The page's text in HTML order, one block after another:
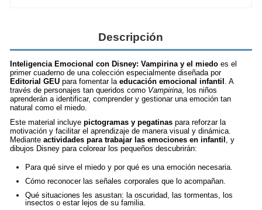
Descripción
Inteligencia Emocional con Disney: Vampirina y el miedo es el
primer cuaderno de una colección especialmente diseñada por
Editorial GEU para fomentar laeducación emocional infantil
. A
través de personajes tan queridos como Vampirina , los niños
aprenderán a identificar, comprender y gestionar una emoción tan
natural como el miedo.
Este material incluyepictogramas y pegatinas para reforzar la
motivación y facilitar el aprendizaje de manera visual y dinámica.
Medianteactividades para trabajar las emociones en infantil , y
dibujos Disney para colorear los pequeños descubrirán:
Para qué sirve el miedo y por qué es una emoción necesaria.
Cómo reconocer las señales corporales que lo acompañan.
Qué situaciones les asustan: la oscuridad, las tormentas, los
insectos o estar lejos de su familia.